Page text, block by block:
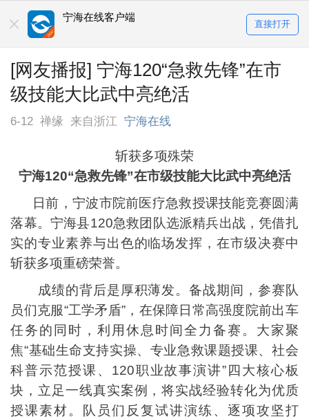
宁海在线客户端
直接打开
[网友播报] 宁海120“急救先锋”在市
级技能大比武中亮绝活
6-12 禅缘 来自浙江 宁海在线
斩获多项殊荣
宁海120“急救先锋”在市级技能大比武中亮绝活
日前，宁波市院前医疗急救授课技能竞赛圆满
落幕。宁海县120急救团队选派精兵出战，凭借扎
实的专业素养与出色的临场发挥，在市级决赛中
斩获多项重磅荣誉。
成绩的背后是厚积薄发。备战期间，参赛队
员们克服“工学矛盾”，在保障日常高强度院前出车
任务的同时，利用休息时间全力备赛。大家聚
焦“基础生命支持实操、专业急救课题授课、社会
科普示范授课、120职业故事演讲”四大核心板
块，立足一线真实案例，将实战经验转化为优质
授课素材。队员们反复试讲演练、逐项攻坚打